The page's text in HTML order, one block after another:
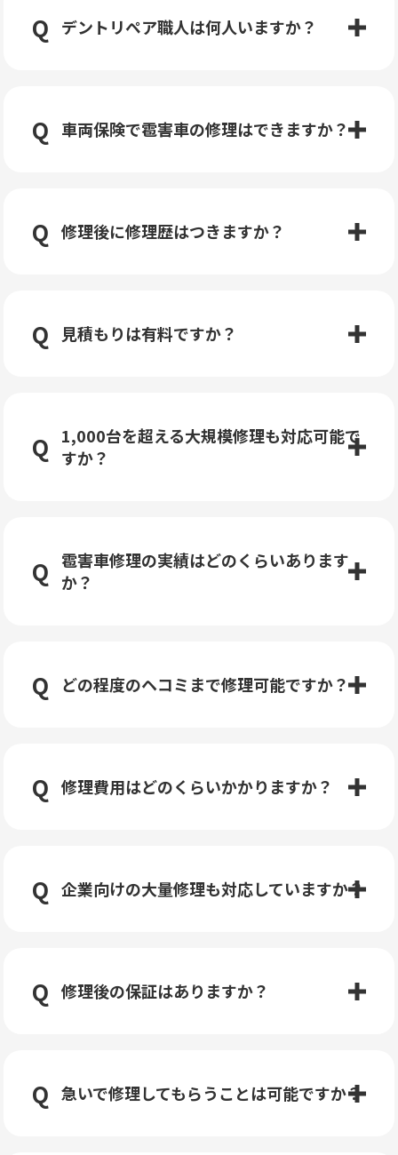
デントリペア職人は何人いますか？
車両保険で雹害車の修理はできますか？
修理後に修理歴はつきますか？
見積もりは有料ですか？
1,000台を超える大規模修理も対応可能で
すか？
雹害車修理の実績はどのくらいあります
か？
どの程度のヘコミまで修理可能ですか？
修理費用はどのくらいかかりますか？
企業向けの大量修理も対応していますか？
修理後の保証はありますか？
急いで修理してもらうことは可能ですか？